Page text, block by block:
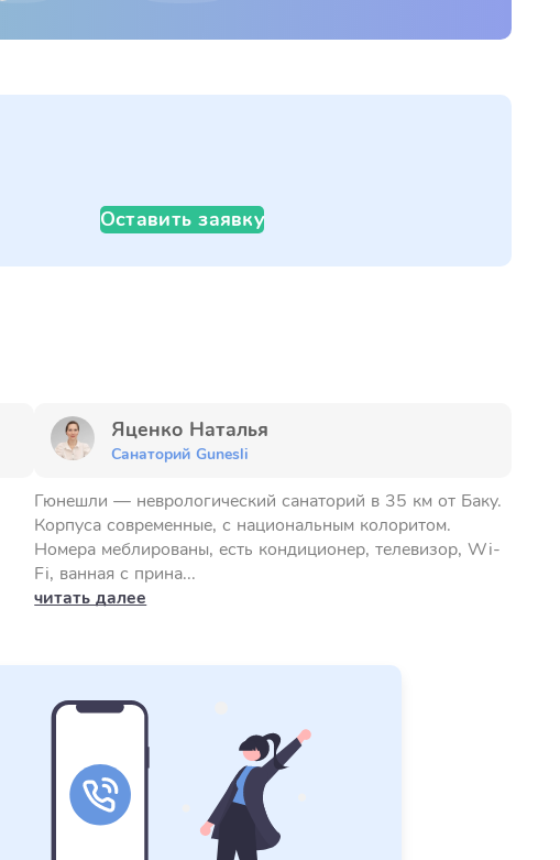
Оставить заявку
Яценко Наталья
Санаторий Gunesli
Гюнешли — неврологический санаторий в 35 км от Баку.
Корпуса современные, с национальным колоритом.
Номера меблированы, есть кондиционер, телевизор, Wi-
Fi, ванная с прина...
читать далее